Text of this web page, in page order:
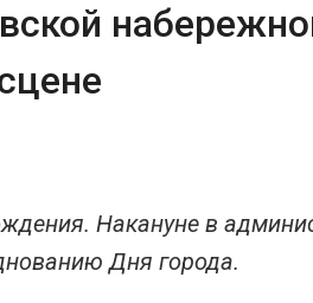
Накануне в
Дня города.